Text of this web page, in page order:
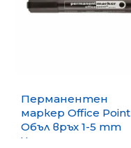
Перманентен
маркер Office Point
Объл връх 1-5 mm
Черен